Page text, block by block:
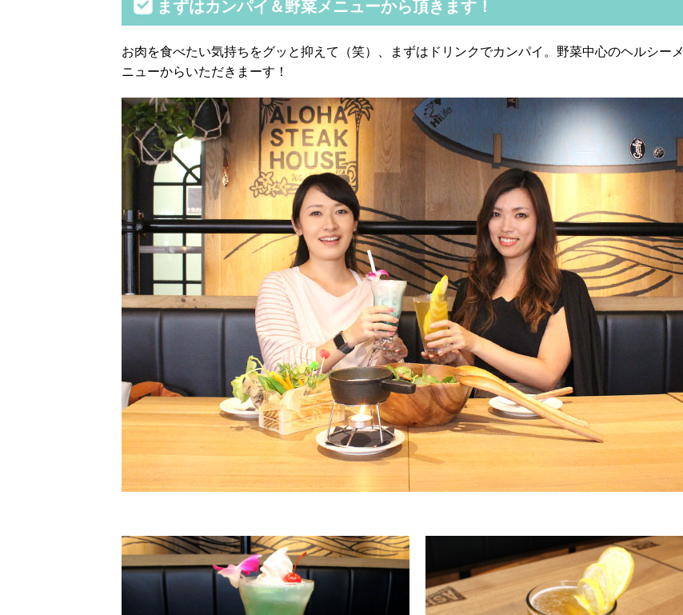
まずはカンパイ＆野菜メニューから頂きます！
お肉を食べたい気持ちをグッと抑えて（笑）、まずはドリンクでカンパイ。野菜中心のヘルシーメ
ニューからいただきまーす！